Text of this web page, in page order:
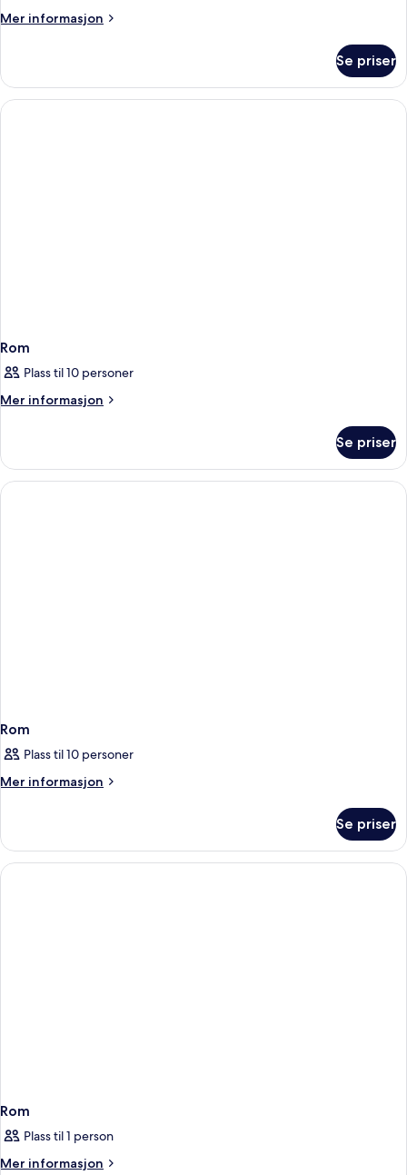
Views,
bed
Mer informasjon
Mer
Superior
Room
with
Se priser
Rom
Plass til 10 personer
Mer informasjon
Mer
Se priser
Rom
Plass til 10 personer
Mer informasjon
Mer
Se priser
Rom
Plass til 1 person
Mer informasjon
Mer